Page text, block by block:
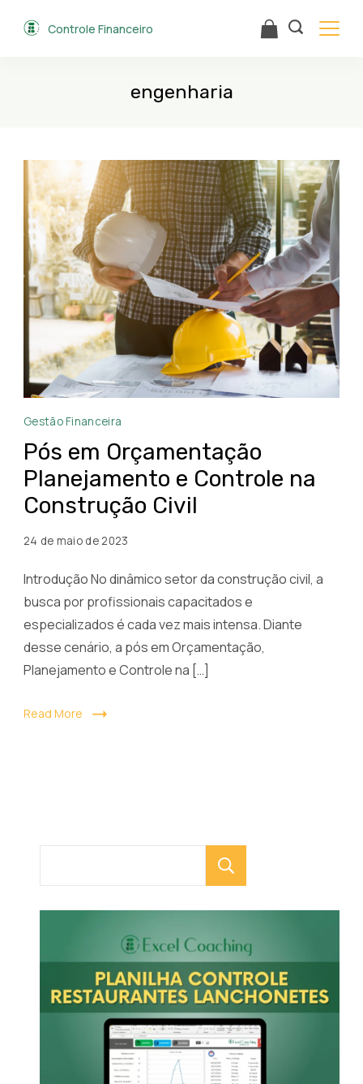
Controle Financeiro
engenharia
Pós
Orçamentação,
Planejamento
e
na
Civil
Gestão Financeira
Pós em Orçamentação
Planejamento e Controle na
Construção Civil
24 de maio de 2023
Introdução No dinâmico setor da construção civil, a
busca por profissionais capacitados e
especializados é cada vez mais intensa. Diante
desse cenário, a pós em Orçamentação,
Planejamento e Controle na […]
Read More